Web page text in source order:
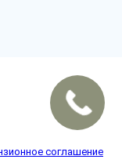
соглашение